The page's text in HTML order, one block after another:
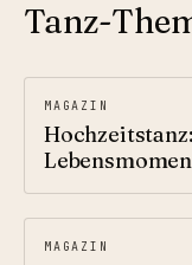
Tanz-
MAGAZIN
MAGAZIN